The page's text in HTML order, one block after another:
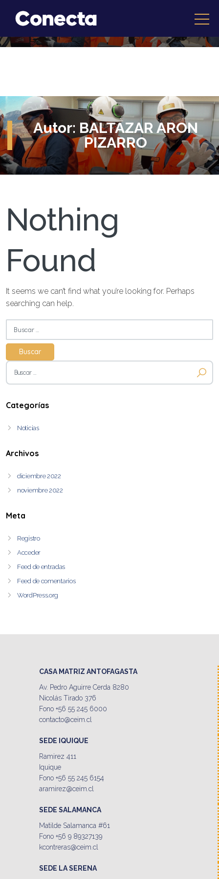
Autor: BALTAZAR ARON
PIZARRO
Nothing
Found
It seems we can’t find what you’re looking for. Perhaps
searching can help.
Buscar:
Buscar:
Categorías
Noticias
Archivos
diciembre 2022
noviembre 2022
Meta
Registro
Acceder
Feed de entradas
Feed de comentarios
WordPress.org
CASA MATRIZ ANTOFAGASTA
Av. Pedro Aguirre Cerda 8280
Nicolás Tirado 376
Fono +56 55 245 6000
contacto@ceim.cl
SEDE IQUIQUE
Ramirez 411
Iquique
Fono +56 55 245 6154
aramirez@ceim.cl
SEDE SALAMANCA
Matilde Salamanca #61
Fono +56 9 89327139
kcontreras@ceim.cl
SEDE LA SERENA